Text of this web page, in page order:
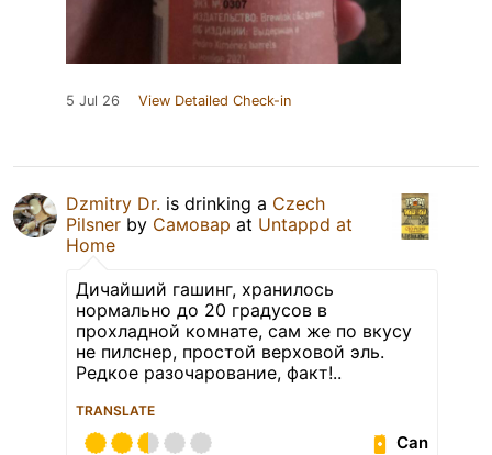
5 Jul 26 View Detailed Check-in
Dzmitry Dr. is drinking a Czech
Pilsner by Самовар at Untappd at
Home
Дичайший гашинг, хранилось
нормально до 20 градусов в
прохладной комнате, сам же по вкусу
не пилснер, простой верховой эль.
Редкое разочарование, факт!..
TRANSLATE
Can